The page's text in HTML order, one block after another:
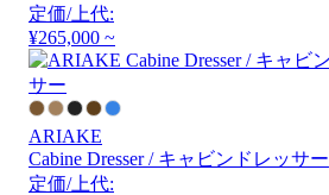
定価/上代:
¥265,000 ~
ARIAKE
Cabine Dresser / キャビンドレッサー
定価/上代: